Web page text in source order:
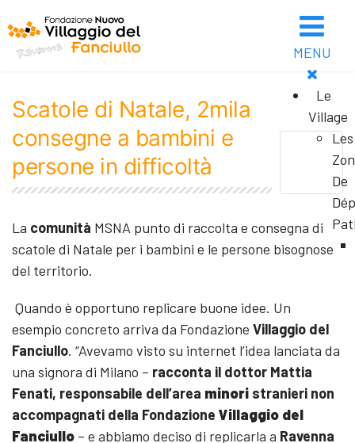
MENU
Le
Village
Les
De
Scatole di Natale, 2mila
consegne a bambini e
persone in difficoltà
La comunità MSNA punto di raccolta e consegna di
scatole di Natale per i bambini e le persone bisognose
del territorio.
Quando è opportuno replicare buone idee. Un
esempio concreto arriva da Fondazione Villaggio del
Fanciullo. “Avevamo visto su internet l’idea lanciata da
una signora di Milano – racconta il dottor Mattia
Fenati, responsabile dell’area minori stranieri non
accompagnati della Fondazione Villaggio del
Fanciullo – e abbiamo deciso di replicarla a Ravenna